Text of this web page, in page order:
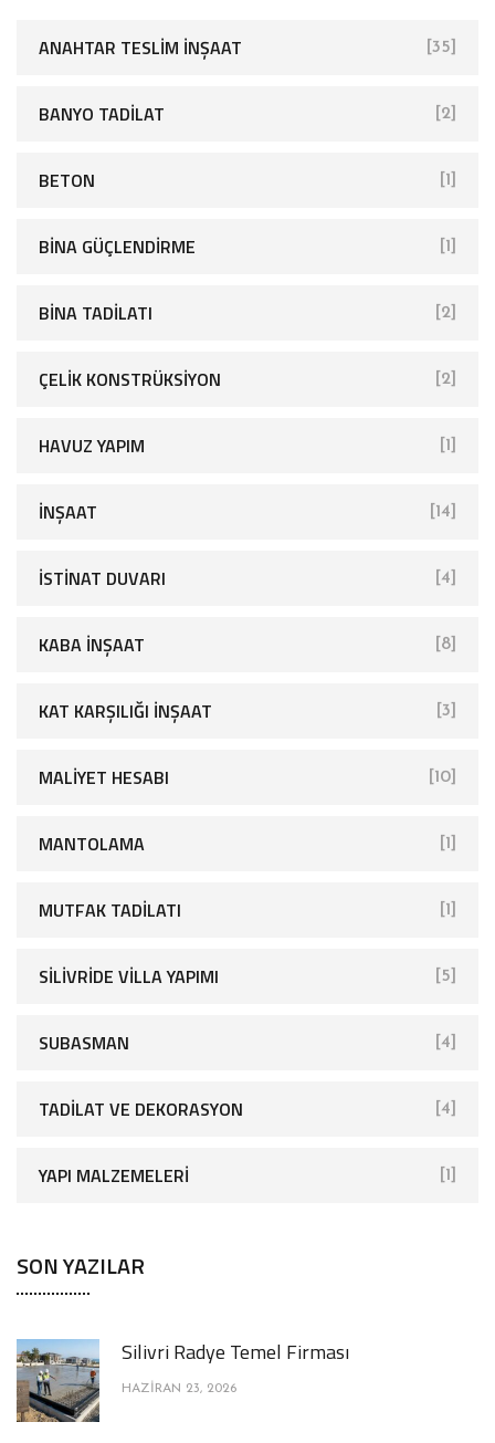
ANAHTAR TESLIM İNŞAAT [35]
BANYO TADILAT [2]
BETON [1]
BINA GÜÇLENDIRME [1]
BINA TADILATI [2]
ÇELIK KONSTRÜKSIYON [2]
HAVUZ YAPIM [1]
İNŞAAT [14]
İSTINAT DUVARI [4]
KABA İNŞAAT [8]
KAT KARŞILIĞI İNŞAAT [3]
MALIYET HESABI [10]
MANTOLAMA [1]
MUTFAK TADILATI [1]
SİLİVRİDE VİLLA YAPIMI [5]
SUBASMAN [4]
TADILAT VE DEKORASYON [4]
YAPI MALZEMELERI [1]
SON YAZILAR
Silivri Radye Temel Firması
HAZIRAN 23, 2026